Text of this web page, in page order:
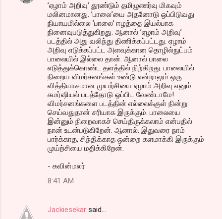
’ஏழாம் அறிவு’ தூண்டும் தமிழுணர்வு மிகவும்
மலினமானது. ’பாலை’யை அதனோடு ஒப்பிடுவது
நியாயமில்லை ’பாலை’ ஈழத்தை இயல்பாக
நினைவுபடுத்துகிறது. ஆனால் ’ஏழாம் அறிவு’
படத்தில் அது வலிந்து திணிக்கப்பட்டது. ஏழாம்
அறிவு எடுக்கப்பட்ட அளவுக்கான தொழில்நுட்பம்
பாலையில் இல்லை தான். ஆனால் பாலை
எடுத்துக்கொண்ட தளத்தில் நிற்கிறது. பாலையில்
நிறைய விமர்சனங்கள் உண்டு என்றாலும் ஒரு
வித்தியாசமான முயற்சியை ஏழாம் அறிவு எனும்
கமர்ஷியல் படத்தோடு ஒப்பிட வேண்டாமே!
விமர்சனங்களை படத்தின் எல்லைக்குள் நின்று
செய்வதுதான் சரியாக இருக்கும். பாலையை
இன்னும் நிறைவாகச் செய்திருக்கலாம் என்பதில்
நான் உடன்படுகிறேன். ஆனால். இதுவரை நாம்
பார்க்காத, சிந்திக்காத ஒன்றை களமாக்கி இருக்கும்
முய்ற்சியை மதிக்கிறேன்.
- கவின்மலர்
8:41 AM
Jackiesekar said…